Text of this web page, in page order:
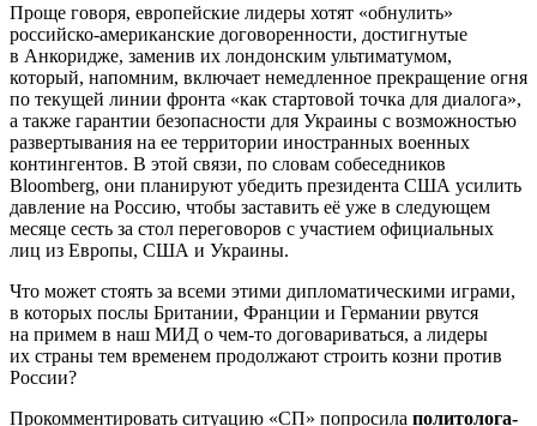
Проще говоря, европейские лидеры хотят «обнулить»
российско-американские договоренности, достигнутые
в Анкоридже, заменив их лондонским ультиматумом,
который, напомним, включает немедленное прекращение огня
по текущей линии фронта «как стартовой точка для диалога»,
а также гарантии безопасности для Украины с возможностью
развертывания на ее территории иностранных военных
контингентов. В этой связи, по словам собеседников
Bloomberg, они планируют убедить президента США усилить
давление на Россию, чтобы заставить её уже в следующем
месяце сесть за стол переговоров с участием официальных
лиц из Европы, США и Украины.
Что может стоять за всеми этими дипломатическими играми,
в которых послы Британии, Франции и Германии рвутся
на примем в наш МИД о чем-то договариваться, а лидеры
их страны тем временем продолжают строить козни против
России?
Прокомментировать ситуацию «СП» попросила политолога-